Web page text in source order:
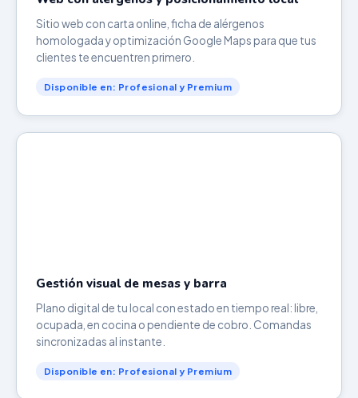
Sitio web con carta online, ficha de alérgenos
homologada y optimización Google Maps para que tus
clientes te encuentren primero.
Disponible en: Profesional y Premium
Gestión visual de mesas y barra
Plano digital de tu local con estado en tiempo real: libre,
ocupada, en cocina o pendiente de cobro. Comandas
sincronizadas al instante.
Disponible en: Profesional y Premium